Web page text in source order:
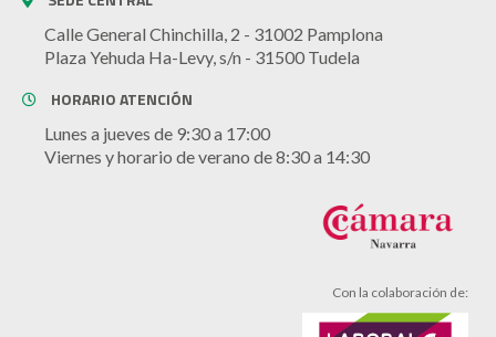
Calle General Chinchilla, 2 - 31002 Pamplona
Plaza Yehuda Ha-Levy, s/n - 31500 Tudela
HORARIO ATENCIÓN
Lunes a jueves de 9:30 a 17:00
Viernes y horario de verano de 8:30 a 14:30
Con la colaboración de: